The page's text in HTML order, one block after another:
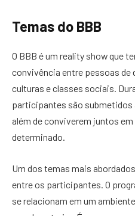
Temas do BBB
O BBB é um reality show que
convivência entre pessoas de
culturas e classes sociais.
participantes são submetidos
além de conviverem juntos
determinado.
Um dos temas mais
entre os participantes. O
se relacionam em um